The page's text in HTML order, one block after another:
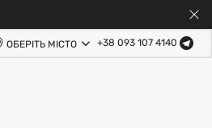
ОБЕРІТЬ МІСТО +38 093 107 4140